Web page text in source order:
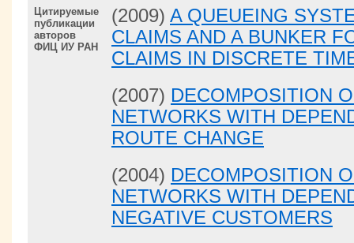
Цитируемые
публикации
авторов
ФИЦ ИУ РАН
(2009) A QUEUEING
CLAIMS AND A BUNKER
CLAIMS IN DISCRETE
(2007) DECOMPOSITION
NETWORKS WITH
ROUTE CHANGE
(2004) DECOMPOSITION
NETWORKS WITH
NEGATIVE CUSTOMERS